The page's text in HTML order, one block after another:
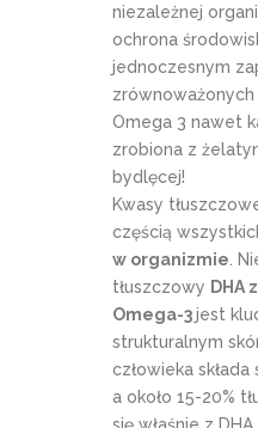
niezależnej
ochrona
jednoczesnym
Omega 3 nawet
zrobiona z
bydlęcej!
Kwasy
częścią
w organizmie .
tłuszczowy DHA
Omega-3jest
strukturalnym
człowieka składa
a około 15-20%
się właśnie z DHA.